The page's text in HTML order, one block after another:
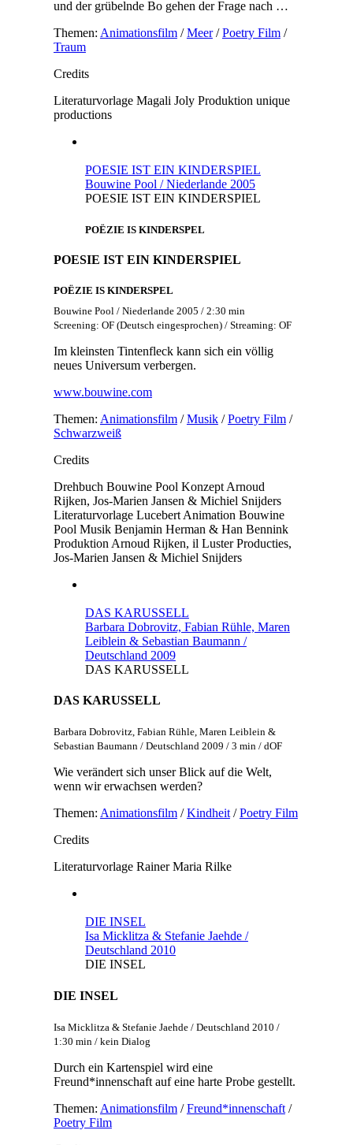
und der grübelnde Bo gehen der Frage nach …
Themen: Animationsfilm/Meer/Poetry Film/
Traum
Credits
Literaturvorlage Magali Joly Produktion unique
productions
POESIE IST EIN KINDERSPIEL
Bouwine Pool / Niederlande 2005
POESIE IST EIN KINDERSPIEL
POËZIE IS KINDERSPEL
POESIE IST EIN KINDERSPIEL
POËZIE IS KINDERSPEL
Bouwine Pool / Niederlande 2005 / 2:30 min
Screening: OF (Deutsch eingesprochen) / Streaming: OF
Im kleinsten Tintenfleck kann sich ein völlig
neues Universum verbergen.
www.bouwine.com
Themen: Animationsfilm/Musik/Poetry Film/
Schwarzweiß
Credits
Drehbuch Bouwine Pool Konzept Arnoud
Rijken, Jos-Marien Jansen & Michiel Snijders
Literaturvorlage Lucebert Animation Bouwine
Pool Musik Benjamin Herman & Han Bennink
Produktion Arnoud Rijken, il Luster Producties,
Jos-Marien Jansen & Michiel Snijders
DAS KARUSSELL
Barbara Dobrovitz, Fabian Rühle, Maren
Leiblein & Sebastian Baumann /
Deutschland 2009
DAS KARUSSELL
DAS KARUSSELL
Barbara Dobrovitz, Fabian Rühle, Maren Leiblein &
Sebastian Baumann / Deutschland 2009 / 3 min / dOF
Wie verändert sich unser Blick auf die Welt,
wenn wir erwachsen werden?
Themen: Animationsfilm/Kindheit/Poetry Film
Credits
Literaturvorlage Rainer Maria Rilke
DIE INSEL
Isa Micklitza & Stefanie Jaehde /
Deutschland 2010
DIE INSEL
DIE INSEL
Isa Micklitza & Stefanie Jaehde / Deutschland 2010 /
1:30 min / kein Dialog
Durch ein Kartenspiel wird eine
Freund*innenschaft auf eine harte Probe gestellt.
Themen: Animationsfilm/Freund*innenschaft/
Poetry Film